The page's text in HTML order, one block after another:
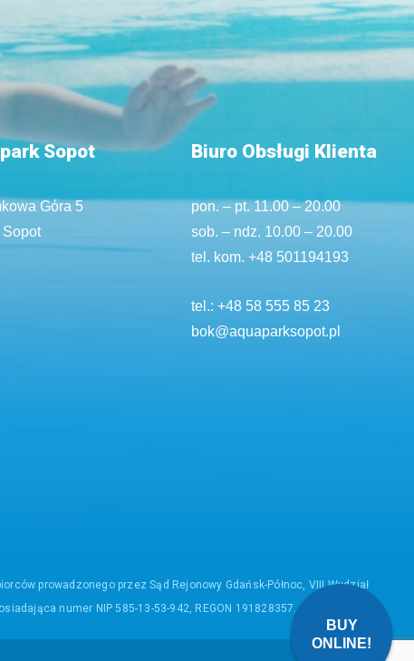
Sopot
Góra 5
Sopot
Biuro Obsługi Klienta
pon. – pt. 11.00 – 20.00
sob. – ndz. 10.00 – 20.00
tel. kom. +48 501194193
tel.: +48 58 555 85 23
bok@aquaparksopot.pl
prowadzonego przez Sąd Rejonowy Gdańsk-Północ, VIII Wydział
numer NIP 585-13-53-942, REGON 191828357.
BUY
ONLINE!